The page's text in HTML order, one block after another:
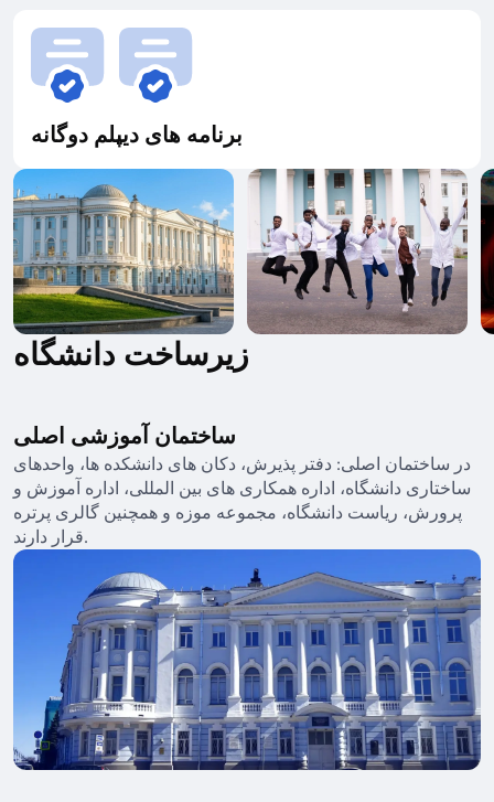
برنامه های دیپلم دوگانه
زیرساخت دانشگاه
ساختمان آموزشی اصلی
در ساختمان اصلی: دفتر پذیرش، دکان های دانشکده ها، واحدهای
ساختاری دانشگاه، اداره همکاری های بین المللی، اداره آموزش و
پرورش، ریاست دانشگاه، مجموعه موزه و همچنین گالری پرتره
قرار دارند.